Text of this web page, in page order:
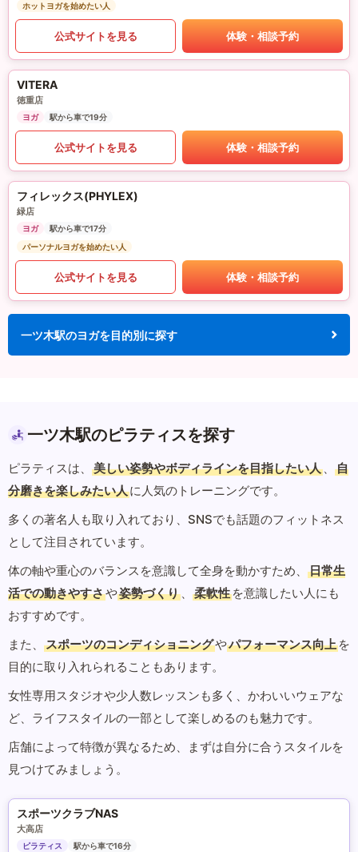
ホットヨガを始めたい人
公式サイトを見る 体験・相談予約
VITERA
徳重店
ヨガ 駅から車で19分
公式サイトを見る 体験・相談予約
フィレックス(PHYLEX)
緑店
ヨガ
駅から車で17分
パーソナルヨガを始めたい人
公式サイトを見る 体験・相談予約
一ツ木駅のヨガを目的別に探す
一ツ木駅のピラティスを探す
ピラティスは、 美しい姿勢やボディラインを目指したい人 、
自
分磨きを楽しみたい人に人気のトレーニングです。
多くの著名人も取り入れており、SNSでも話題のフィットネス
として注目されています。
体の軸や重心のバランスを意識して全身を動かすため、
日常生
活での動きやすさや姿勢づくり 、 柔軟性 を意識したい人にも
おすすめです。
また、
スポーツのコンディショニングやパフォーマンス向上 を
目的に取り入れられることもあります。
女性専用スタジオや少人数レッスンも多く、かわいいウェアな
ど、ライフスタイルの一部として楽しめるのも魅力です。
店舗によって特徴が異なるため、まずは自分に合うスタイルを
見つけてみましょう。
スポーツクラブNAS
大高店
ピラティス
駅から車で16分